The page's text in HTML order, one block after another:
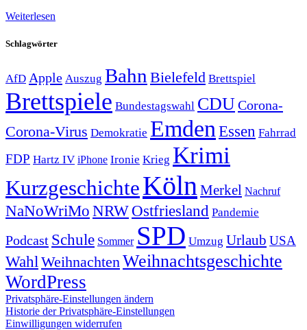
Weiterlesen
Schlagwörter
AfD Apple Auszug Bahn Bielefeld Brettspiel
Brettspiele Bundestagswahl CDUCorona-
Corona-Virus Demokratie Emden Essen Fahrrad
FDP Hartz IV iPhone Ironie Krieg Krimi
KurzgeschichteKöln Merkel Nachruf
NaNoWriMo NRWOstfriesland Pandemie
Podcast Schule Sommer SPD Umzug Urlaub USA
Wahl Weihnachten Weihnachtsgeschichte
WordPress
Privatsphäre-Einstellungen ändern
Historie der Privatsphäre-Einstellungen
Einwilligungen widerrufen